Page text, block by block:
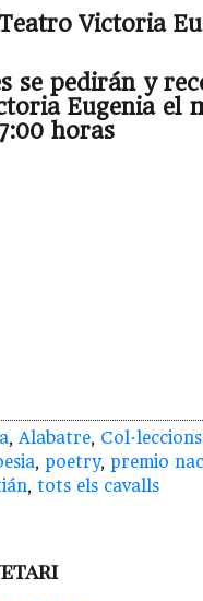
Victoria
se pedirán y
Eugenia el
horas
, Alabatre, Col·leccions
, poetry, premio
, tots els cavalls